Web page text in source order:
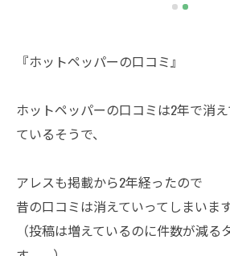
『ホットペッパーの口コミ』
ホットペッパーの口コミは2年で消
ているそうで、
アレスも掲載から2年経ったので
昔の口コミは消えていってしまいま
（投稿は増えているのに件数が減る